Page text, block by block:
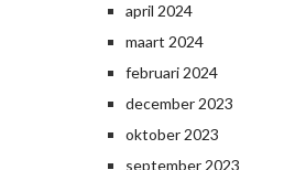
april 2024
maart 2024
februari 2024
december 2023
oktober 2023
september 2023